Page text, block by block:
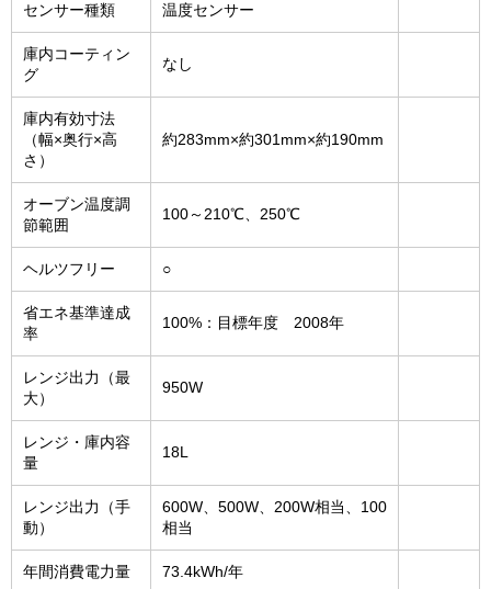
センサー種類 温度センサー
庫内コーティン
グ
なし
庫内有効寸法
（幅×奥行×高
さ）
約283mm×約301mm×約190mm
オーブン温度調
節範囲
100～210℃、250℃
ヘルツフリー ○
省エネ基準達成
率
100%：目標年度 2008年
レンジ出力（最
大）
950W
レンジ・庫内容
量
18L
レンジ出力（手
動）
600W、500W、200W相当、100
相当
年間消費電力量 73.4kWh/年